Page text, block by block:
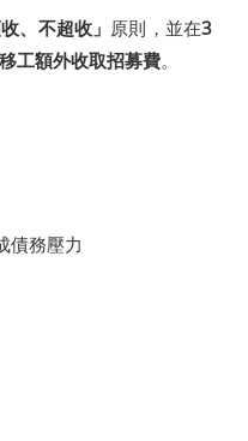
、不超收」 原則，並在3
工額外收取招募費。
債務壓力